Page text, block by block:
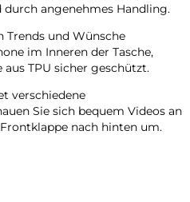
angenehmes Handling.
Trends und Wünsche
im Inneren der Tasche,
TPU sicher geschützt.
verschiedene
Sie sich bequem Videos an
nach hinten um.
Schutzhülle öffnet sich nicht